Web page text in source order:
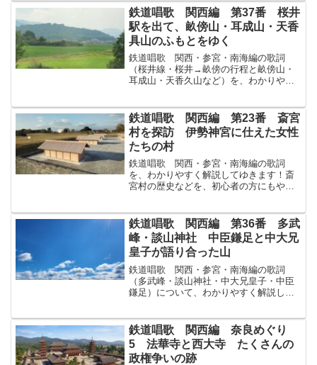
みいつも高き大君おおきみが御陵みささ
ぎをがめ人々ひとびとよさ...
鉄道唱歌 関西編 第37番 桜井
駅を出て、畝傍山・耳成山・天香
具山のふもとをゆく
鉄道唱歌 関西・参宮・南海編の歌詞
（桜井線・桜井→畝傍の行程と畝傍山・
耳成山・天香久山など）を、わかりやす
傍うねび耳無みみなし香山かぐやまの鼎
かなえに似たる三山みつや...
鉄道唱歌 関西編 第23番 斎宮
村を探訪 伊勢神宮に仕えた女性
たちの村
鉄道唱歌 関西・参宮・南海編の歌詞
を、わかりやすく解説してゆきます！斎
宮村の歴史などを、初心者の方にもやさ
齋宮村さいくうむらは齋王さいおうのむ
かし下りて此國このくにに住...
鉄道唱歌 関西編 第36番 多武
峰・談山神社 中臣鎌足と中大兄
皇子が語り合った山
鉄道唱歌 関西・参宮・南海編の歌詞
（多武峰・談山神社・中大兄皇子・中臣
鎌足）について、わかりやすく解説して
武峰とうのみね峰みねにかがやく鎌足か
またりの社やしろのあたり...
鉄道唱歌 関西編 奈良めぐり
5 法華寺と西大寺 たくさんの
政権争いの跡